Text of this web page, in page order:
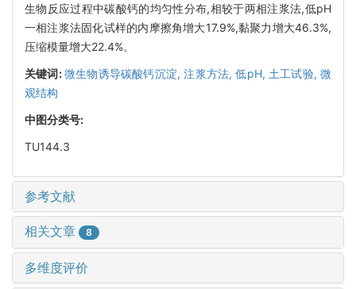
生物反应过程中碳酸钙的均匀性分布,相较于两相注浆法,低pH
一相注浆法固化试样的内摩擦角增大17.9%,黏聚力增大46.3%,
压缩模量增大22.4%。
关键词:微生物诱导碳酸钙沉淀,注浆方法,低pH, 土工试验,微
观结构
中图分类号:
TU144.3
参考文献
相关文章 8
多维度评价